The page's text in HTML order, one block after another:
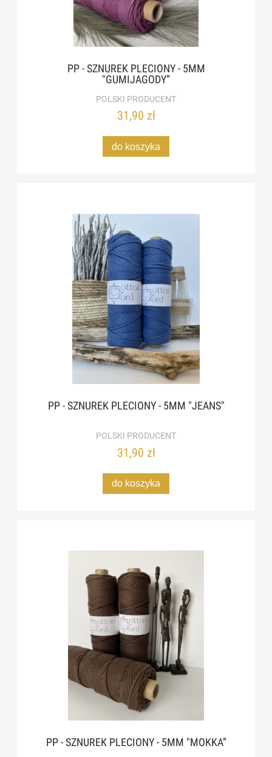
PP - SZNUREK PLECIONY - 5MM
"GUMIJAGODY”
POLSKI PRODUCENT
31,90 zł
do koszyka
PP - SZNUREK PLECIONY - 5MM "JEANS"
POLSKI PRODUCENT
31,90 zł
do koszyka
PP - SZNUREK PLECIONY - 5MM "MOKKA”